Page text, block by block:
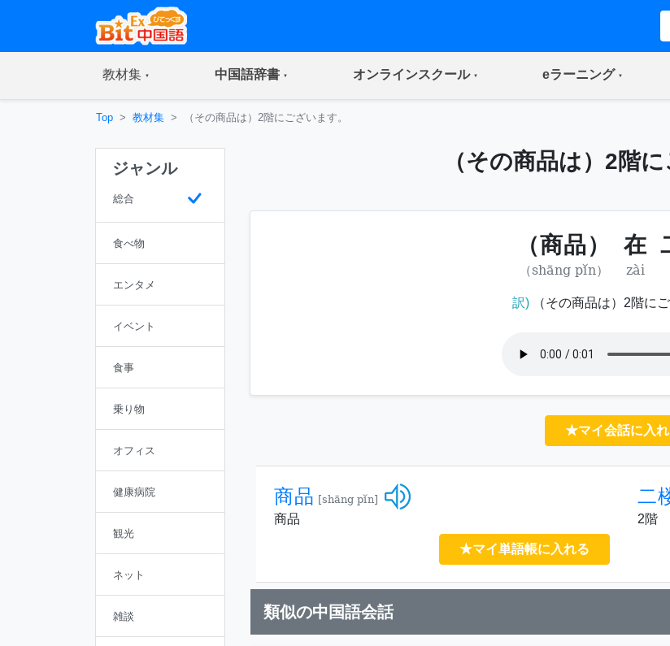
教材集(current) 中国語辞書(current) オンラインスクール(current) eラーニング(current)
Top 教材集 （その商品は）2階にございます。
ジャンル
総合
食べ物
エンタメ
イベント
食事
乗り物
オフィス
健康病院
観光
ネット
雑談
（その商品は）2階に
（商品） 在
（shāng pǐn） zài
訳) （その商品は）2階にご
★マイ会話に入
商品 [shāng pǐn]
商品
★マイ単語帳に入れる
二
2階
類似の中国語会話